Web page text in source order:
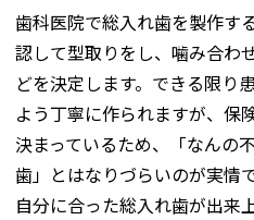
歯科医院で総入れ歯を製作す
認して型取りをし、噛み合わ
どを決定します。できる限り
よう丁寧に作られますが、保
決まっているため、「なんの
歯」とはなりづらいのが実情で
自分に合った総入れ歯が出来